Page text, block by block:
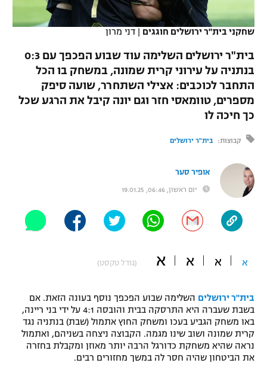
תוצאות
לוח שידורים
ברחבה
"מחצית בשכונה" – פודקאסט
משתתפים וזוכים בפרסים
תקנון משתתפים וזוכים בפרסים
תקנון עבור פעילות אלקטרה
תקנון עבור פעילות ספורט 1 – "מרלן"
גיימינג E-Sports
תנאי שימוש
מכבי תל אביב
הפועל תל אביב
הפועל חיפה
הפועל באר שבע
ליגה הולנדית
ליגה טורקית
ליגה סינית
ליגה ברזילאית
ליגות נוספות
הפועל ירושלים
דני אבדיה
שחייה
ג'ודו
אגרוף
ספורט אולימפי
UFC
היאבקות WWE
ספורט מוטורי
כדורמים
ספורט אתגרי ואקסטרים
שחקני בית"ר ירושלים חוגגים | דני מרון
בית"ר ירושלים השלימה עוד שבוע הפכפך עם 0:3
בנתניה על עירוני קרית שמונה, במשחק בו הכל
התחבר לכוכבים: אצילי השתחרר, שועה סיפק
מספרים, טוומאסי חזר וגם יונה קיבל את הרגע שכל
כך חיכה לו
קבוצות: בית"ר ירושלים
אופיר סער
יום ראשון, 06:46, 19.01.25
א א א א (גודל טקסט)
בית"ר ירושלים השלימה שבוע הפכפך נוסף בעונה הזאת. אם
בשבת שעברה היא התרסקה בבית והובסה 4:1 על ידי בני ריינה,
באו משחק הגביע בעכו ומשחק החוץ אתמול (שבת) בנתניה נגד
קרית שמונה ושוב שינו מגמה. הקבוצה ניצחה בשניהם, ואתמול
נראה שהיא משחקת כדורגל הרבה יותר מאוזן ומקבלת בחזרה
את הביטחון שהיה חסר לה במשך מחזורים רבים.